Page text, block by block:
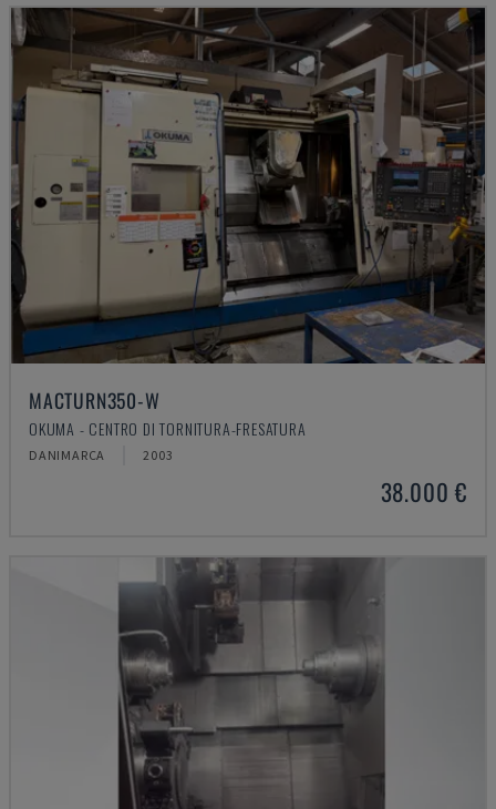
MACTURN350-W
OKUMA - CENTRO DI TORNITURA-FRESATURA
DANIMARCA 2003
38.000 €